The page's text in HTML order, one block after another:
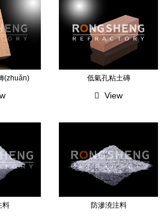
(zhuǎn) 低氣孔粘土磚
View
料 防滲澆注料